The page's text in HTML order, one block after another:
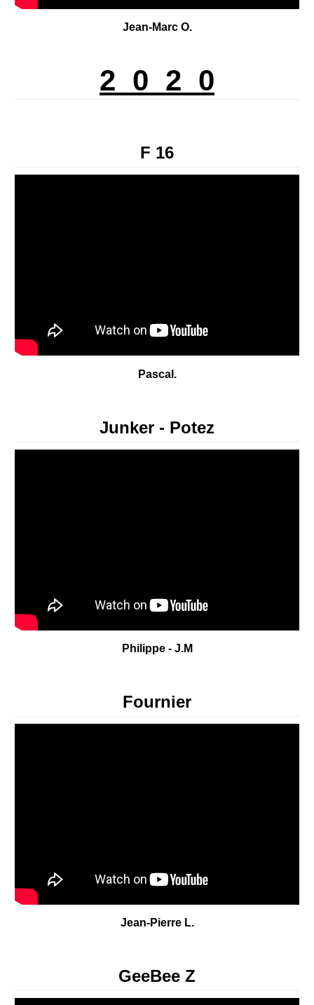
Jean-Marc O.
2 0 2 0
F 16
Pascal.
Junker - Potez
Philippe - J.M
Fournier
Jean-Pierre L.
GeeBee Z